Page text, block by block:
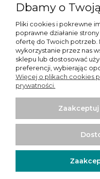
Informacje
Moje konto
Płatności i dostawa
Potrzebujesz pomocy?
780065102
Projekt i
Dbamy o
Pliki cookies i pokrewne
poprawne działanie
ofertę do Twoich
wykorzystanie przez nas
sklepu lub dostosować
preferencji, wybierając
Więcej o plikach cookies
prywatności.